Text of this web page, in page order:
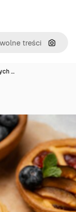
Szukaj
…